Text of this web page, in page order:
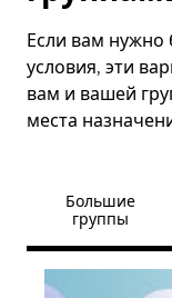
Если вам
условия, эти
вам и вашей
места
Большие
группы